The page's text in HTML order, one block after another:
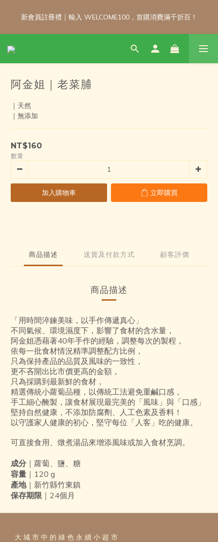
新會員註冊禮｜輸入 WELCOME100，首購消費滿千折百！
新會員註冊禮｜輸入 WELCOME100，首購消費滿千折百！
\ 免運門檻調整公告 / 6月1日起，常溫商品消費滿2,000免運！低溫
新會員註冊禮｜輸入 WELCOME100，首購消費滿千折百！
阿金姐｜老菜脯
｜天然
｜無添加
NT$160
數量
加入購物車 立即購買
商品描述 送貨及付款方式 顧客評價
商品描述
「用時間淬鍊美味，以手作傳遞真心」
不同氣候、環境濕度下，影響了食材的含水量，
阿金姐憑藉著40年手作的經驗，調整每次的製程，
依每一批食材情況精準調整配方比例，
只為保持產品的品質及風味的一致性，
更不吝開出比市價更高的金額，
只為採購到最新鮮的食材，
精選傳統小蘿蔔品種，以傳統工法避免重鹹口感，
手工細心醃製，讓食材展現最完美的「風味」與「口感」
堅持自然健康，不添加防腐劑、人工色素及香料！
以守護家人健康的初心，堅守每位「人客」吃的健康。
可直接食用、燉煮湯品來增添風味或加入食材烹調。
成分 ｜蘿蔔、鹽、糖
容量 ｜120 g
產地｜新竹縣竹東鎮
保存期限 ｜ 24個月
大 城 市 中 的 綠 色 永 續 小 超 市